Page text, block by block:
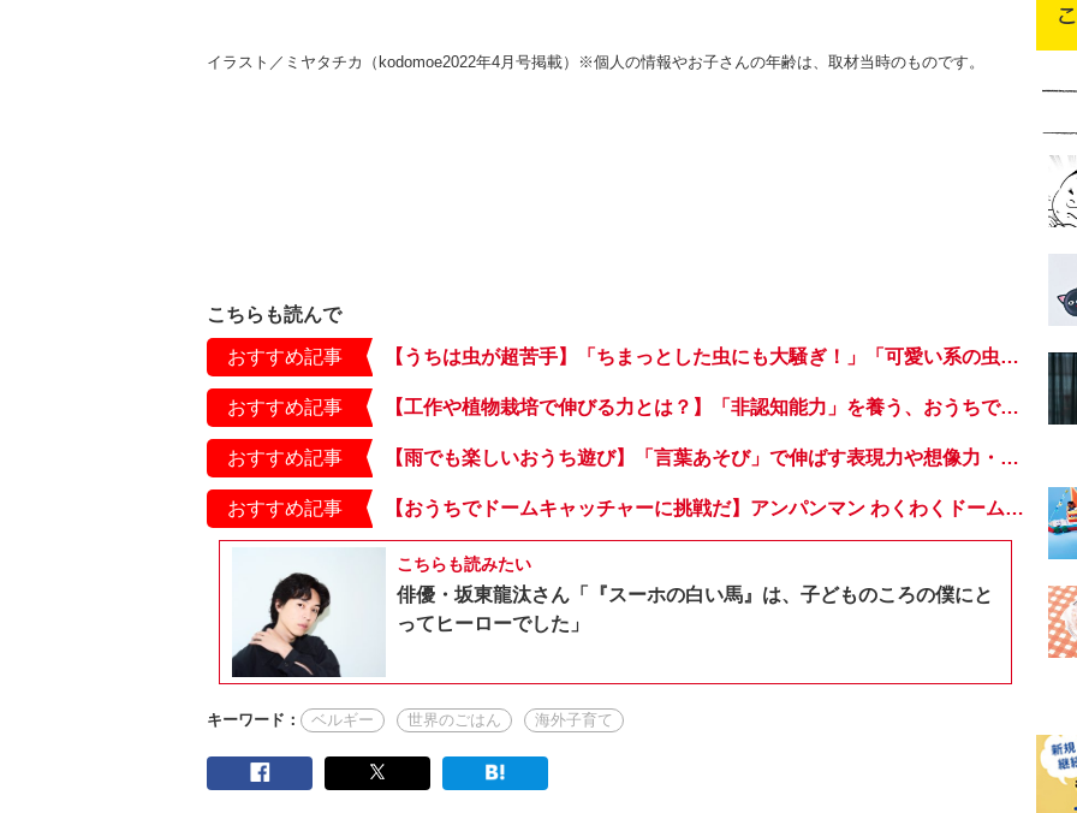
イラスト／ミヤタチカ（kodomoe2022年4月号掲載）※個人の情報やお子さんの年齢は、取材当時のものです。
こちらも読んで
おすすめ記事 【うちは虫が超苦手】「ちまっとした虫にも大騒ぎ！」「可愛い系の虫……でも逃げる！」教えて！ みんなの虫ギライエピソード
おすすめ記事 【工作や植物栽培で伸びる力とは？】「非認知能力」を養う、おうちで楽しむ創作あそび・おうちあそび図鑑5
おすすめ記事 【雨でも楽しいおうち遊び】「言葉あそび」で伸ばす表現力や想像力・おうちあそび図鑑4
おすすめ記事 【おうちでドームキャッチャーに挑戦だ】アンパンマン わくわくドームキャッチャー
こちらも読みたい
俳優・坂東龍汰さん「『スーホの白い馬』は、子どものころの僕にと
ってヒーローでした」
キーワード： ベルギー 世界のごはん 海外子育て